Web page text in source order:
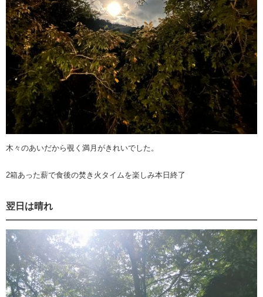
木々のあいだから覗く満月がきれいでした。
2箱あった薪で食後の焚き火タイムを楽しみ本日終了
翌日は晴れ